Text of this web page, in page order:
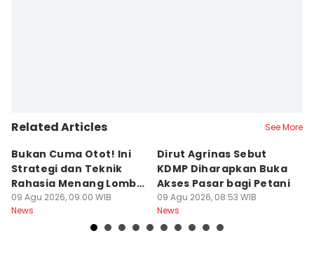
Related Articles See More
Bukan Cuma Otot! Ini
Strategi dan Teknik
Rahasia Menang Lomba
Panjat Pinang
09 Agu 2026, 09:00 WIB
News
Dirut Agrinas Sebut
KDMP Diharapkan Buka
Akses Pasar bagi Petani
09 Agu 2026, 08:53 WIB
News